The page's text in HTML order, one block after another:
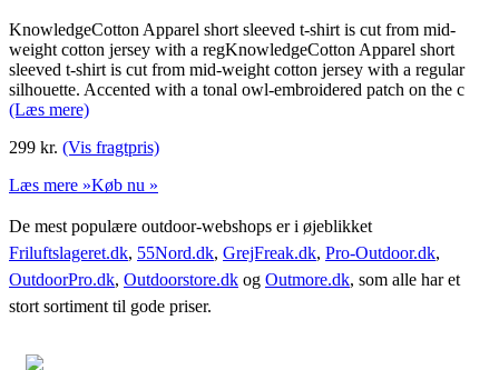
KnowledgeCotton Apparel short sleeved t-shirt is cut from mid-
weight cotton jersey with a regKnowledgeCotton Apparel short
sleeved t-shirt is cut from mid-weight cotton jersey with a regular
silhouette. Accented with a tonal owl-embroidered patch on the c
(Læs mere)
299 kr. (Vis fragtpris)
Læs mere »Køb nu »
De mest populære outdoor-webshops er i øjeblikket
Friluftslageret.dk, 55Nord.dk, GrejFreak.dk, Pro-Outdoor.dk,
OutdoorPro.dk, Outdoorstore.dk og Outmore.dk, som alle har et
stort sortiment til gode priser.